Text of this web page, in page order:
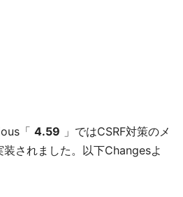
「 4.59 」ではCSRF対策のメ
されました。以下Changesよ